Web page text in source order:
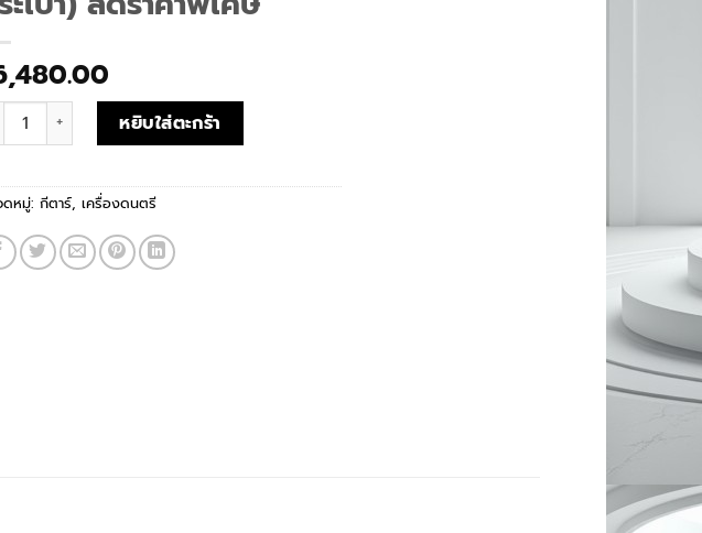
นวน กีต้าร์ไฟฟ้า Ibanez RG470DX ( แถมฟรี กระเป๋า) ลดราคาพิเศษ ชิ้น
หยิบใส่ตะกร้า
หมู่: กีตาร์, เครื่องดนตรี